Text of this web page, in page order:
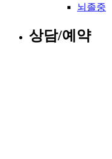
뇌졸중
상담/예약